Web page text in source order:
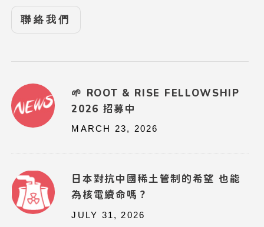
聯絡我們
🌱 ROOT & RISE FELLOWSHIP
2026 招募中
MARCH 23, 2026
日本對抗中國稀土管制的希望 也能
為核電續命嗎？
JULY 31, 2026